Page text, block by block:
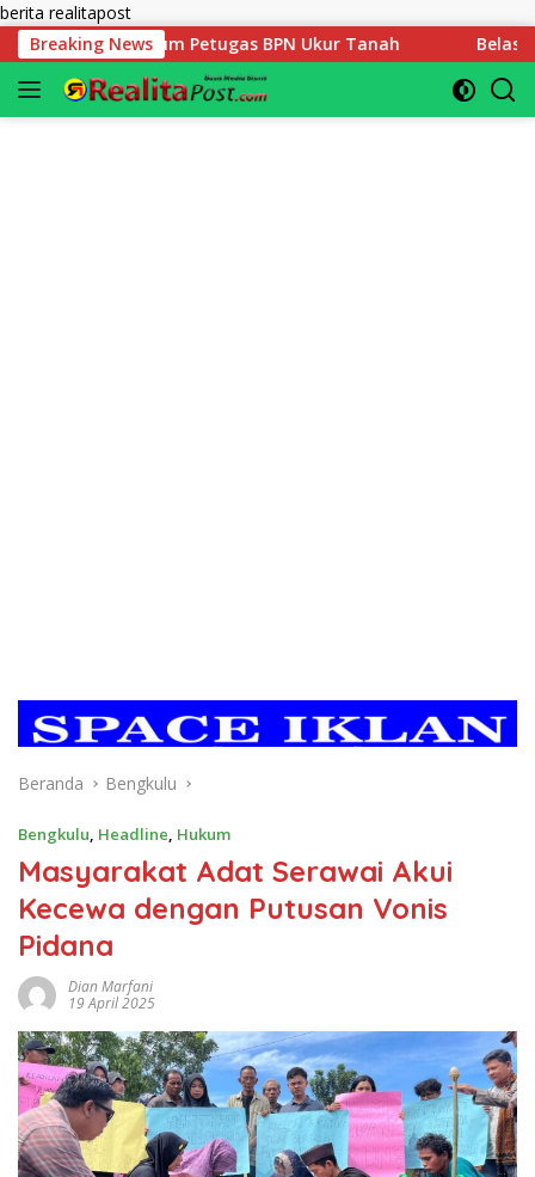
berita realitapostLangsung
ke
konten
Breaking News
Petugas BPN Ukur Tanah Belasan Tahun Mengabdi
Beranda Bengkulu
Bengkulu, Headline, Hukum
Masyarakat Adat Serawai Akui
Kecewa dengan Putusan Vonis
Pidana
Dian Marfani
19 April 2025